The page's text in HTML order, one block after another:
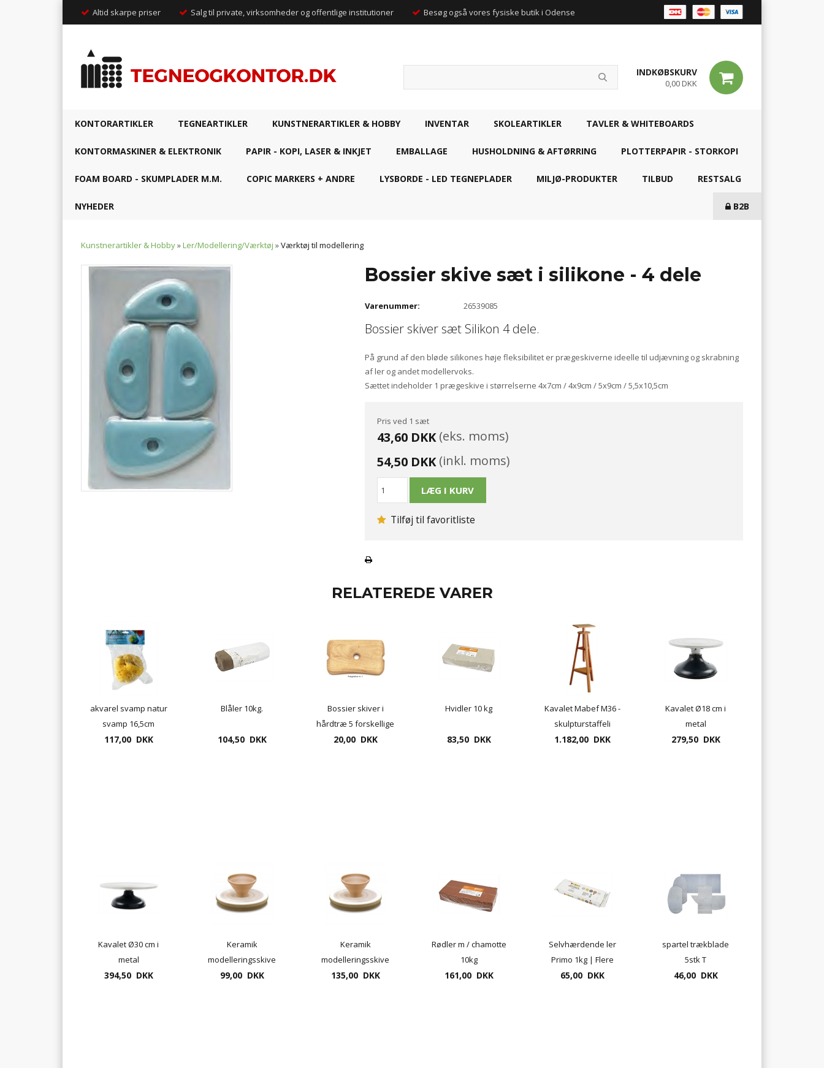
Altid skarpe priser Salg til private, virksomheder og offentlige institutioner Besøg også vores fysiske butik i Odense
INDKØBSKURV
0,00 DKK
KONTORARTIKLER TEGNEARTIKLER KUNSTNERARTIKLER & HOBBY INVENTAR SKOLEARTIKLER TAVLER & WHITEBOARDS
KONTORMASKINER & ELEKTRONIK PAPIR - KOPI, LASER & INKJET EMBALLAGE HUSHOLDNING & AFTØRRING PLOTTERPAPIR - STORKOPI
FOAM BOARD - SKUMPLADER M.M. COPIC MARKERS + ANDRE LYSBORDE - LED TEGNEPLADER MILJØ-PRODUKTER TILBUD RESTSALG
NYHEDER B2B
Kunstnerartikler & Hobby»Ler/Modellering/Værktøj »Værktøj til modellering
Bossier skive sæt i silikone - 4 dele
Varenummer: 26539085
Bossier skiver sæt Silikon 4 dele.
På grund af den bløde silikones høje fleksibilitet er prægeskiverne ideelle til udjævning og skrabning
af ler og andet modellervoks.
Sættet indeholder 1 prægeskive i størrelserne 4x7cm / 4x9cm / 5x9cm / 5,5x10,5cm
Pris ved 1 sæt
43,60 DKK(eks. moms)
54,50 DKK(inkl. moms)
Tilføj til favoritliste
RELATEREDE VARER
akvarel svamp natur
svamp 16,5cm
UDSOLGT
117,00 DKK
Blåler 10kg.
104,50 DKK
Bossier skiver i
hårdtræ 5 forskellige
20,00 DKK
Hvidler 10 kg
83,50 DKK
Kavalet Mabef M36 -
skulpturstaffeli
drejeskive
1.182,00 DKK
Kavalet Ø18 cm i
metal
279,50 DKK
Kavalet Ø30 cm i
metal
394,50 DKK
Keramik
modelleringsskive
Ø20cm - drejeplade i
99,00 DKK
Keramik
modelleringsskive
Ø30cm - drejeplade i
135,00 DKK
Rødler m / chamotte
10kg
161,00 DKK
Selvhærdende ler
Primo 1kg | Flere
farver
65,00 DKK
spartel trækblade
5stk T
46,00 DKK